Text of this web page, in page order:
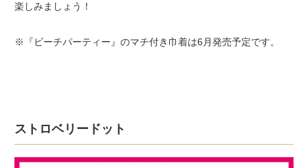
楽しみましょう！
※『ビーチパーティー』のマチ付き巾着は6月発売予定です。
ストロベリードット